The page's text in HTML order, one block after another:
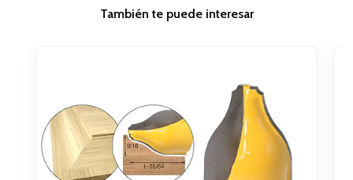
También te puede interesar